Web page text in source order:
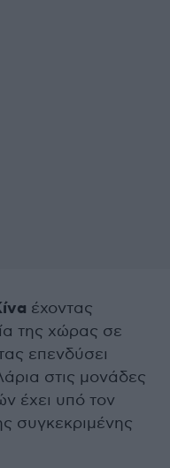
έχοντας
της χώρας σε
επενδύσει
στις μονάδες
έχει υπό τον
συγκεκριμένης